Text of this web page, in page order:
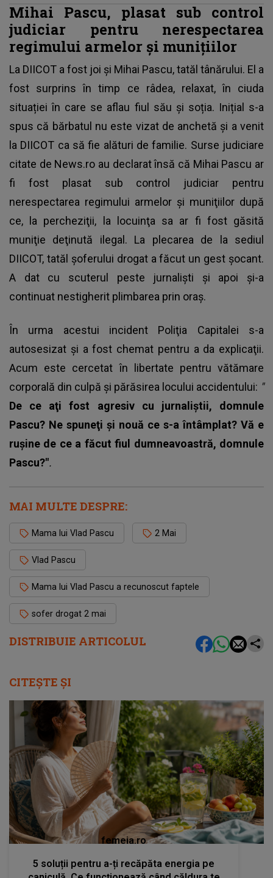
DISTRIBUIE ARTICOLUL
Mihai Pascu, plasat sub control
judiciar pentru nerespectarea
regimului armelor și munițiilor
La DIICOT a fost joi și Mihai Pascu, tatăl tânărului. El a
fost surprins în timp ce râdea, relaxat, în ciuda
situației în care se aflau fiul său și soția. Inițial s-a
spus că bărbatul nu este vizat de anchetă și a venit
la DIICOT ca să fie alături de familie. Surse judiciare
citate de News.ro au declarat însă că Mihai Pascu ar
fi fost plasat sub control judiciar pentru
nerespectarea regimului armelor şi muniţiilor după
ce, la percheziţii, la locuinţa sa ar fi fost găsită
muniţie deţinută ilegal. La plecarea de la sediul
DIICOT, tatăl şoferului drogat a făcut un gest şocant.
A dat cu scuterul peste jurnalişti şi apoi şi-a
continuat nestigherit plimbarea prin oraş.
În urma acestui incident Poliţia Capitalei s-a
autosesizat şi a fost chemat pentru a da explicaţii.
Acum este cercetat în libertate pentru vătămare
corporală din culpă și părăsirea locului accidentului: "
De ce aţi fost agresiv cu jurnaliştii, domnule
Pascu? Ne spuneţi şi nouă ce s-a întâmplat? Vă e
ruşine de ce a făcut fiul dumneavoastră, domnule
Pascu?".
MAI MULTE DESPRE:
Mama lui Vlad Pascu 2 Mai
Vlad Pascu
Mama lui Vlad Pascu a recunoscut faptele
sofer drogat 2 mai
CITEȘTE ȘI
femeia.ro
5 soluții pentru a-ți recăpăta energia pe